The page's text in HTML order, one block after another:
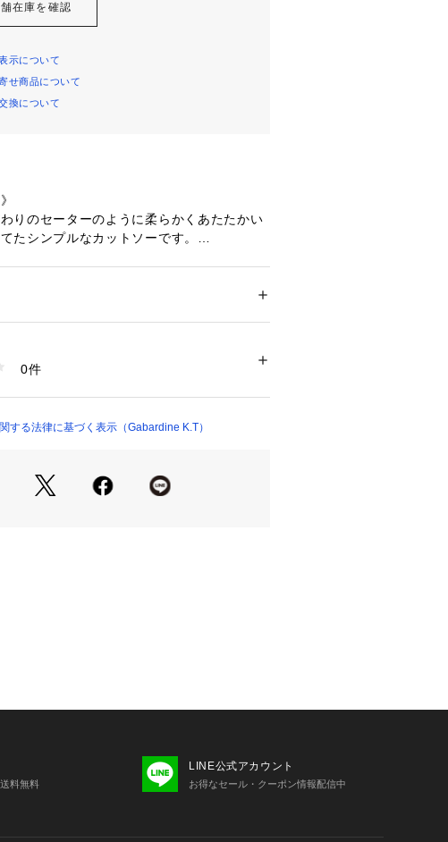
在庫を確認
示について
せ商品について
換について
りのセーターのように柔らかくあたたかい
たシンプルなカットソーです。
アクセントにもなり、痩せ見えも期待でき
ルとはコーデュロイのように縞になったニッ
ホワイトは、つくっておりません。
ース
203 （ショップ）
0件
する法律に基づく表示（Gabardine K.T）
料無料
LINE公式アカウント
お得なセール・クーポン情報配信中